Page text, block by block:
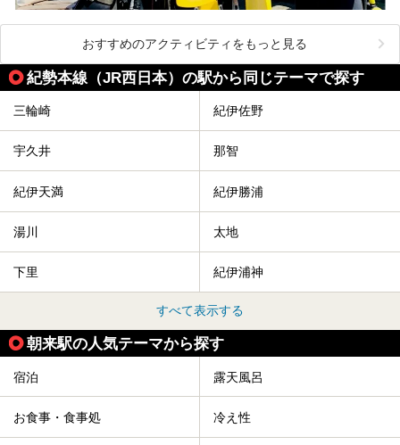
おすすめのアクティビティをもっと見る
紀勢本線（JR西日本）の駅から同じテーマで探す
三輪崎 紀伊佐野
宇久井 那智
紀伊天満 紀伊勝浦
湯川 太地
下里 紀伊浦神
すべて表示する
朝来駅の人気テーマから探す
宿泊 露天風呂
お食事・食事処 冷え性